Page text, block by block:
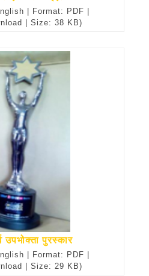
| Format: PDF |
| Size: 38 KB)
उपभोक्ता पुरस्कार
| Format: PDF |
| Size: 29 KB)